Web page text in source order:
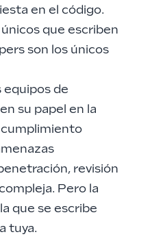
en el código.
que escriben
son los únicos
equipos de
su papel en la
revisión
Pero la
que se escribe
tuya.